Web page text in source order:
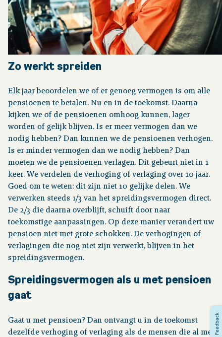
Zo werkt spreiden
Elk jaar beoordelen we of er genoeg vermogen is om alle
pensioenen te betalen. Nu en in de toekomst. Daarna
kijken we of de pensioenen omhoog kunnen, lager
worden of gelijk blijven. Is er meer vermogen dan we
nodig hebben? Dan kunnen we de pensioenen verhogen.
Is er minder vermogen dan we nodig hebben? Dan
moeten we de pensioenen verlagen. Dit gebeurt niet in 1
keer. We verdelen de verhoging of verlaging over 10 jaar.
Goed om te weten: dit zijn niet 10 gelijke delen. We
verwerken steeds 1/3 van het spreidingsvermogen direct.
De 2/3 die daarna overblijft, schuift door naar
toekomstige aanpassingen. Op deze manier verandert uw
pensioen niet met grote schokken. De verhogingen of
verlagingen die nog niet zijn verwerkt, blijven in het
spreidingsvermogen.
Spreidingsvermogen als u met pensioen
gaat
Gaat u met pensioen? Dan ontvangt u in de toekomst
dezelfde verhoging of verlaging als de mensen die al met
Feedback